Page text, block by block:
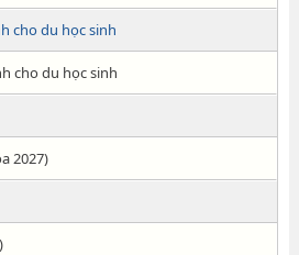
cho du học sinh
cho du học sinh
2027)